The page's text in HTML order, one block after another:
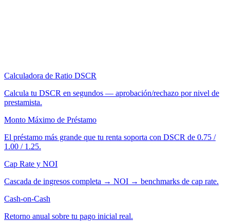
Calculadora de Ratio DSCR
Calcula tu DSCR en segundos — aprobación/rechazo por nivel de
prestamista.
Monto Máximo de Préstamo
El préstamo más grande que tu renta soporta con DSCR de 0.75 /
1.00 / 1.25.
Cap Rate y NOI
Cascada de ingresos completa → NOI → benchmarks de cap rate.
Cash-on-Cash
Retorno anual sobre tu pago inicial real.